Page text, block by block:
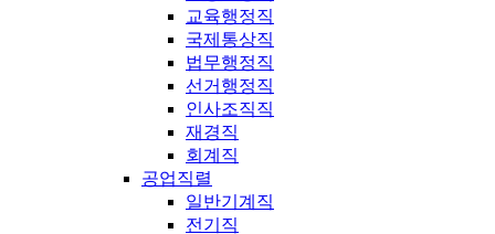
교육행정직
국제통상직
법무행정직
선거행정직
인사조직직
재경직
회계직
공업직렬
일반기계직
전기직